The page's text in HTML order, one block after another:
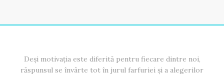
Deși motivația este diferită pentru fiecare dintre noi,
răspunsul se învârte tot în jurul farfuriei și a alegerilor